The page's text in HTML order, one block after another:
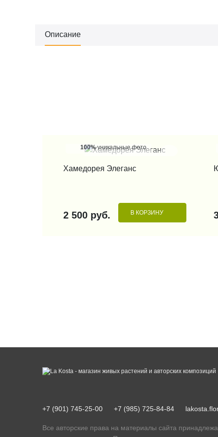
Описание
100%уникальные фото
Хамедорея Элеганс
2 500 руб. В КОРЗИНУ
+7 (901) 745-25-00 +7 (985) 725-84-84
Все авторские права на материалы сайта